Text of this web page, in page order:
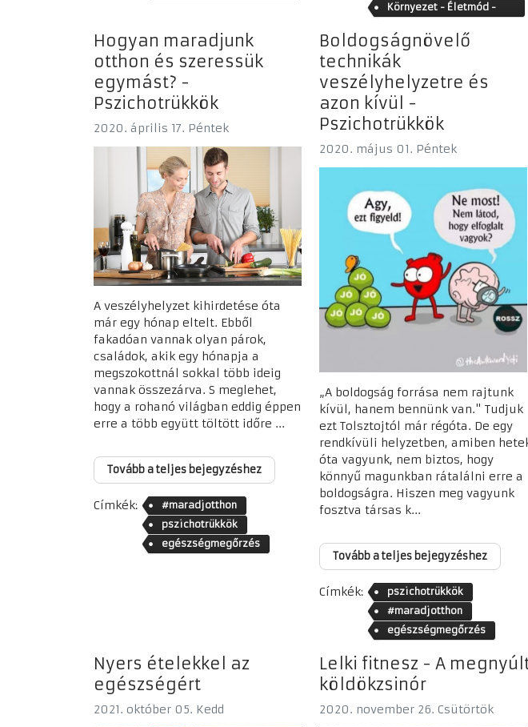
Környezet - Életmód -
Hogyan maradjunk
otthon és szeressük
egymást? -
Pszichotrükkök
2020. április 17. Péntek
A veszélyhelyzet kihirdetése óta
már egy hónap eltelt. Ebből
fakadóan vannak olyan párok,
családok, akik egy hónapja a
megszokottnál sokkal több ideig
vannak összezárva. S meglehet,
hogy a rohanó világban eddig éppen
erre a több együtt töltött időre ...
Tovább a teljes bejegyzéshez
Címkék:
#maradjotthon
pszichotrükkök
egészségmegőrzés
Boldogságnövelő
technikák
veszélyhelyzetre és
azon kívül -
Pszichotrükkök
2020. május 01. Péntek
„A boldogság forrása nem rajtunk
kívül, hanem bennünk van." Tudjuk
ezt Tolsztojtól már régóta. De egy
rendkívüli helyzetben, amiben
óta vagyunk, nem biztos, hogy
könnyű magunkban rátalálni erre a
boldogságra. Hiszen meg vagyunk
fosztva társas k...
Tovább a teljes bejegyzéshez
Címkék:
pszichotrükkök
#maradjotthon
egészségmegőrzés
Nyers ételekkel az
egészségért
2021. október 05. Kedd
Lelki fitnesz - A
köldökzsinór
2020. november 26. Csütörtök